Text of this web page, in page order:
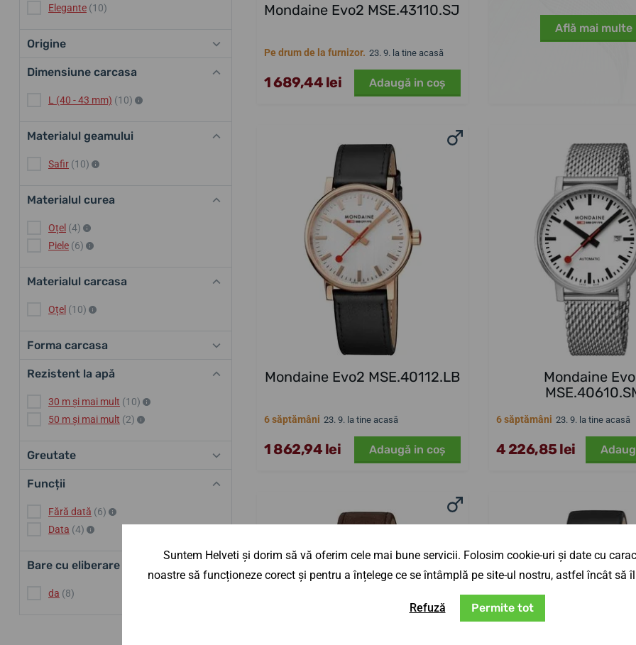
Elegante (10)
Origine
Dimensiune carcasa
L (40 - 43 mm) (10)
Materialul geamului
Safir (10)
Materialul curea
Oțel (4)
Piele (6)
Materialul carcasa
Oțel (10)
Forma carcasa
Rezistent la apă
30 m și mai mult (10)
50 m și mai mult (2)
Greutate
Funcții
Fără dată (6)
Data (4)
Bare cu eliberare rapidă
da (8)
Mondaine Evo2 MSE.43110.SJ
Pe drum de la furnizor. 23. 9. la tine acasă
1 689,44 lei Adaugă in coş
Află mai multe
Mondaine Evo2 MSE.40112.LB
6 săptămâni 23. 9. la tine acasă
1 862,94 lei Adaugă in coş
Mondaine
6 săptămâni 23. 9. la tine acasă
4 226,85 lei
Suntem Helveti și dorim să vă oferim cele mai bune servicii. Folosim cookie-uri și date cu
noastre să funcționeze corect și pentru a înțelege ce se întâmplă pe site-ul nostru, astfel încât
Refuză Permite tot